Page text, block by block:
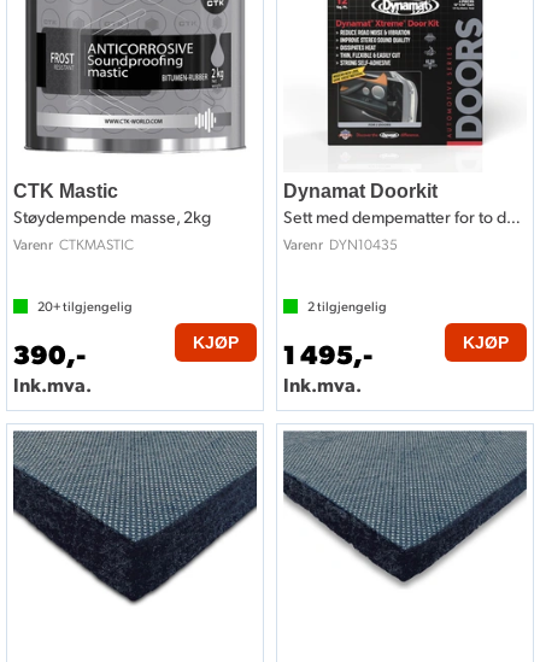
CTK Mastic
Støydempende masse, 2kg
Varenr CTKMASTIC
20+tilgjengelig
390,-
Ink.mva.
KJØP
Dynamat Doorkit
Sett med dempematter for to dører
Varenr DYN10435
2tilgjengelig
1 495,-
Ink.mva.
KJØP